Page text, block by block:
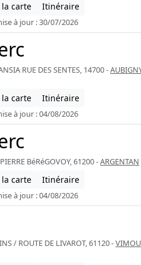
carte Itinéraire
à jour : 30/07/2026
RUE DES SENTES, 14700 -
carte Itinéraire
à jour : 04/08/2026
BéRéGOVOY, 61200 -ARGENTAN
carte Itinéraire
à jour : 04/08/2026
/ ROUTE DE LIVAROT, 61120 -